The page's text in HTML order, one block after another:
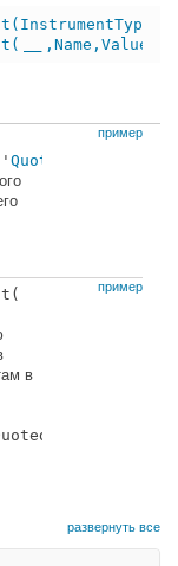
,Name,Value)
пример
QuotedPrice
пример
в
развернуть все